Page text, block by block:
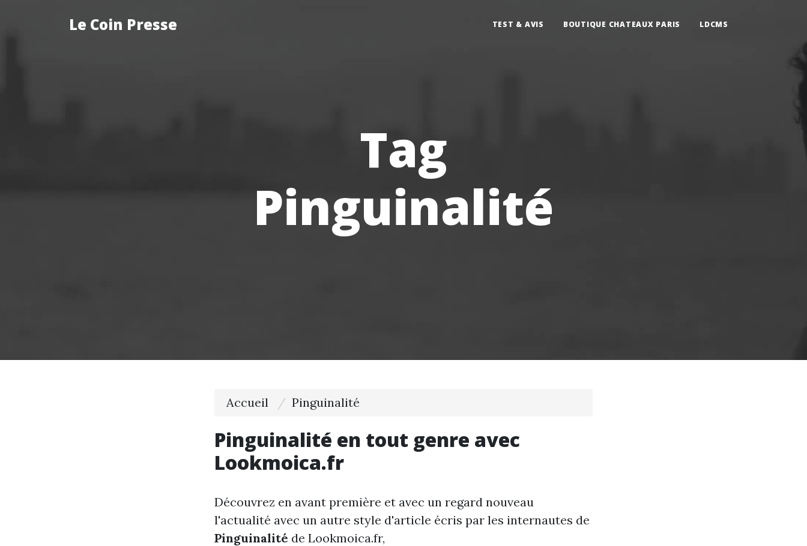
Le Coin Presse TEST & AVIS BOUTIQUE CHATEAUX PARIS LDCMS
Tag
Pinguinalité
Accueil Pinguinalité
Pinguinalité en tout genre avec
Lookmoica.fr
Découvrez en avant première et avec un regard nouveau
l'actualité avec un autre style d'article écris par les internautes de
Pinguinalité de Lookmoica.fr,